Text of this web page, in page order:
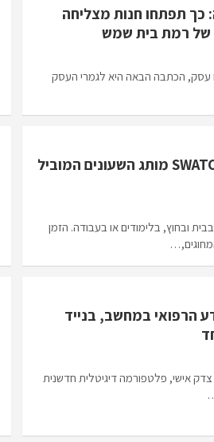
כך תפתחו חנות מצליחה
של רמת בית שמש
עסק, הכתבה הבאה היא לגמרי העסק
כששעון פוגש סבון: SWATCH מותג השעונים המוביל
ובחוץ, בלימודים או בעבודה. הזמן
הרפואי במחשב, בנייד
אישי, פלטפורמה דיגיטלית חדשנית